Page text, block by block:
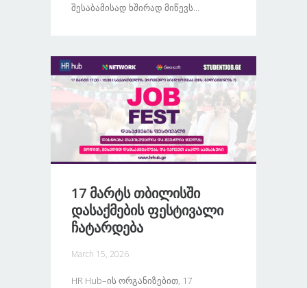
Შესაბამისად Ხშირად Მიწევს...
17 Მარტს Თბილისში
Დასაქმების Ფესტივალი
Ჩატარდება
March 15, 2026
HR Hub–Ის Ორგანიზებით, 17